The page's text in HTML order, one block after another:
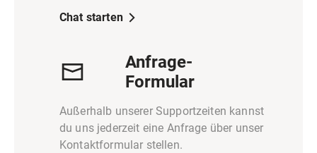
Chat starten
Anfrage-
Formular
Außerhalb unserer Supportzeiten kannst
du uns jederzeit eine Anfrage über unser
Kontaktformular stellen.